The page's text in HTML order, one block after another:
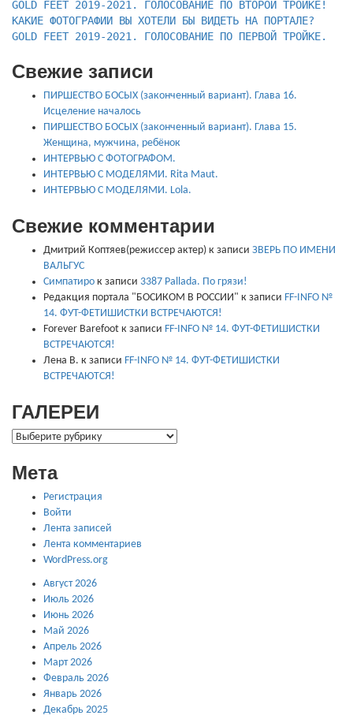
КАКИЕ ФОТОГРАФИИ ВЫ ХОТЕЛИ БЫ ВИДЕТЬ НА ПОРТАЛЕ?
GOLD FEET 2019-2021. ГОЛОСОВАНИЕ ПО ПЕРВОЙ ТРОЙКЕ.
Свежие записи
ПИРШЕСТВО БОСЫХ (законченный вариант). Глава 16.
Исцеление началось
ПИРШЕСТВО БОСЫХ (законченный вариант). Глава 15.
Женщина, мужчина, ребёнок
ИНТЕРВЬЮ С ФОТОГРАФОМ.
ИНТЕРВЬЮ С МОДЕЛЯМИ. Rita Maut.
ИНТЕРВЬЮ С МОДЕЛЯМИ. Lola.
Свежие комментарии
Дмитрий Коптяев(режиссер актер) к записи ЗВЕРЬ ПО ИМЕНИ
ВАЛЬГУС
Симпатиро к записи 3387 Pallada. По грязи!
Редакция портала "БОСИКОМ В РОССИИ" к записи FF-INFO №
14. ФУТ-ФЕТИШИСТКИ ВСТРЕЧАЮТСЯ!
Forever Barefoot к записи FF-INFO № 14. ФУТ-ФЕТИШИСТКИ
ВСТРЕЧАЮТСЯ!
Лена В. к записи FF-INFO № 14. ФУТ-ФЕТИШИСТКИ
ВСТРЕЧАЮТСЯ!
ГАЛЕРЕИ
ГАЛЕРЕИ
Мета
Регистрация
Войти
Лента записей
Лента комментариев
WordPress.org
Август 2026
Июль 2026
Июнь 2026
Май 2026
Апрель 2026
Март 2026
Февраль 2026
Январь 2026
Декабрь 2025